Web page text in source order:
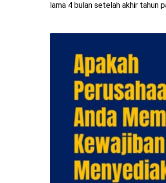
lama 4 bulan setelah akhir tahun